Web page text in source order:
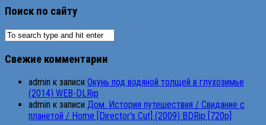
Поиск по сайту
Свежие комментарии
admin к записи Окунь под водяной толщей в глухозимье
(2014) WEB-DLRip
admin к записи Дом. История путешествия / Свидание с
планетой / Home [Director’s Cut] (2009) BDRip [720p]